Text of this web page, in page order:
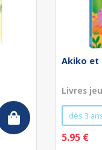
Akiko et
Livres
dès 3
5.95 €